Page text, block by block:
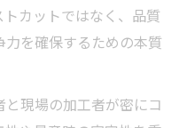
カットではなく、品質
を確保するための本質
現場の加工者が密にコ